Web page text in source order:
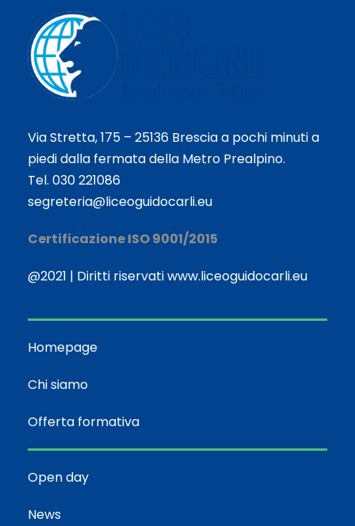
Via Stretta, 175 – 25136 Brescia a pochi minuti a
piedi dalla fermata della Metro Prealpino.
Tel. 030 221086
segreteria@liceoguidocarli.eu
Certificazione ISO 9001/2015
@2021 | Diritti riservati www.liceoguidocarli.eu
Homepage
Chi siamo
Offerta formativa
Open day
News